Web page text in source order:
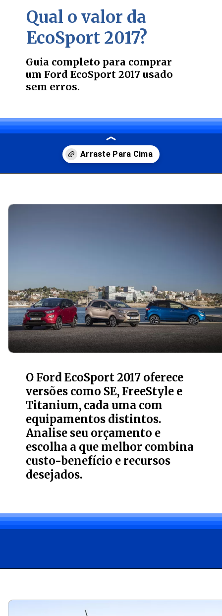
Qual o valor da
EcoSport 2017?
Guia completo para comprar
um Ford EcoSport 2017 usado
sem erros.
O Ford EcoSport 2017 oferece
versões como SE, FreeStyle e
Titanium, cada uma com
equipamentos distintos.
Analise seu orçamento e
escolha a que melhor combina
custo-benefício e recursos
desejados.